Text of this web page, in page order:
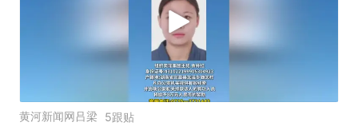
黄河新闻网吕梁 5跟贴